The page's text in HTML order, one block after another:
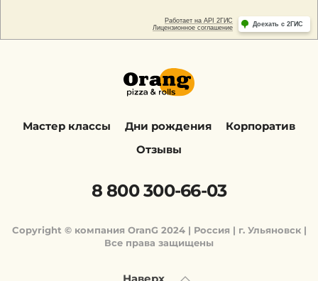
Мастер классы Дни рождения
Корпоратив
Отзывы
8 800 300-66-03
Copyright © компания OranG 2024 | Россия | г. Ульяновск |
Все права защищены